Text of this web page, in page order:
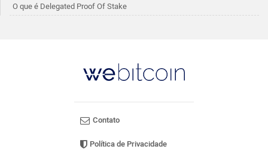
O que é Delegated Proof Of Stake
Contato
Política de Privacidade